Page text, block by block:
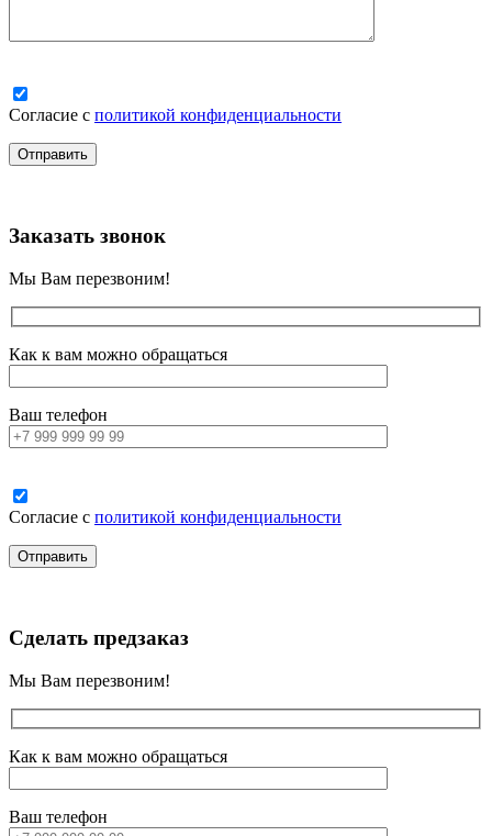
Согласие с политикой конфиденциальности
Заказать звонок
Мы Вам перезвоним!
Как к вам можно обращаться
Ваш телефон
Согласие с политикой конфиденциальности
Сделать предзаказ
Мы Вам перезвоним!
Как к вам можно обращаться
Ваш телефон